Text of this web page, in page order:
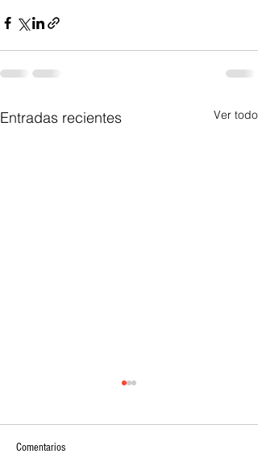
Entradas recientes Ver todo
Comentarios